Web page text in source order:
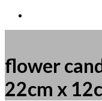
flower
22cm x